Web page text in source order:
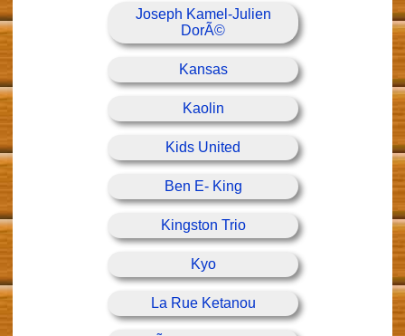
Joseph Kamel-Julien
DorÃ©
Kansas
Kaolin
Kids United
Ben E- King
Kingston Trio
Kyo
La Rue Ketanou